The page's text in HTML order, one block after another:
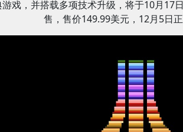
游戏，并搭载多项技术升级，将于10月17
售，售价149.99美元，12月5日正